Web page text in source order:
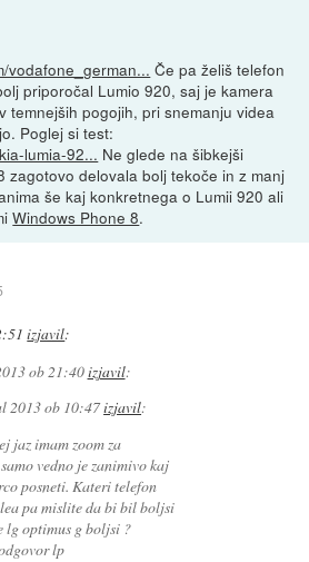
vodafone_german... Če pa želiš telefon
priporočal Lumio 920, saj je kamera
temnejših pogojih, pri snemanju videa
Poglej si test:
lumia-92... Ne glede na šibkejši
zagotovo delovala bolj tekoče in z manj
še kaj konkretnega o Lumii 920 ali
Windows Phone 8.
izjavil:
ob 21:40izjavil:
2013 ob 10:47izjavil:
jaz imam zoom za
vedno je zanimivo kaj
posneti. Kateri telefon
pa mislite da bi bil boljsi
lg optimus g boljsi ?
lp